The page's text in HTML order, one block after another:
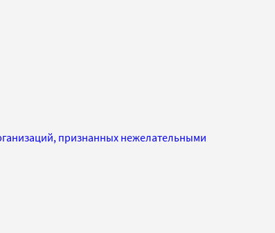
признанных нежелательными